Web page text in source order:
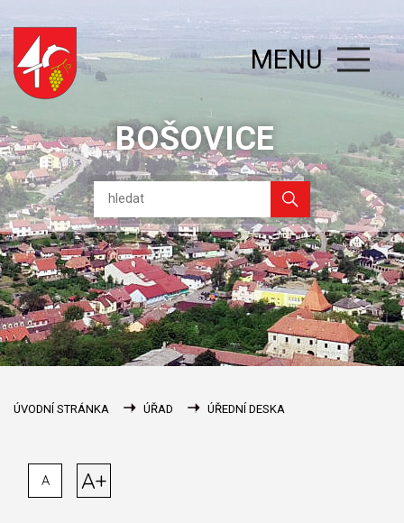
BOŠOVICE
MENU
ÚVODNÍ STRÁNKA ÚŘAD ÚŘEDNÍ DESKA
A A+